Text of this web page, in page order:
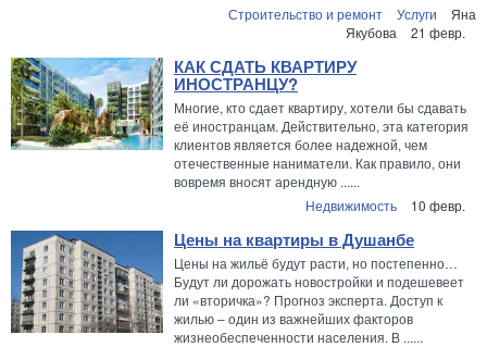
Строительство и ремонт
Услуги
Яна
Якубова
21 февр.
КАК СДАТЬ КВАРТИРУ
ИНОСТРАНЦУ?
Многие, кто сдает квартиру, хотели бы сдавать
её иностранцам. Действительно, эта категория
клиентов является более надежной, чем
отечественные наниматели. Как правило, они
вовремя вносят арендную ......
Недвижимость
10 февр.
Цены на квартиры в Душанбе
Цены на жильё будут расти, но постепенно…
Будут ли дорожать новостройки и подешевеет
ли «вторичка»? Прогноз эксперта. Доступ к
жилью – один из важнейших факторов
жизнеобеспеченности населения. В ......